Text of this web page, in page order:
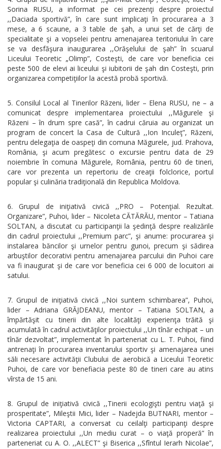
Sorina RUSU, a informat pe cei prezenţi despre proiectul
,,Daciada sportivă”, în care sunt implicaţi în procurarea a 3
mese, a 6 scaune, a 3 table de şah, a unui set de cărţi de
specialitate şi a vopselei pentru amenajarea teritoriului în care
se va desfăşura inaugurarea ,,Orăşelului de şah” în scuarul
Liceului Teoretic „Olimp”, Costeşti, de care vor beneficia cei
peste 500 de elevi ai liceului şi iubitorii de şah din Costeşti, prin
organizarea competiţiilor la acestă probă sportivă.
Consilul Local al Tinerilor Răzeni, lider – Elena RUSU, ne – a
comunicat despre implementarea proiectului ,,Măgurele şi
Răzeni – în drum spre casă”, în cadrui căruia au organizat un
program de concert la Casa de Cultură ,,Ion Inculeţ”, Răzeni,
pentru delegaţia de oaspeţi din comuna Măgurele, jud. Prahova,
România, şi acum pregătesc o excursie pentru data de 29
noiembrie în comuna Măgurele, România, pentru 60 de tineri,
care vor prezenta un repertoriu de creaţii folclorice, portul
popular şi culinăria tradiţională din Republica Moldova.
Grupul de iniţiativă civică ,,PRO – Potenţial. Rezultat.
Organizare”, Puhoi, lider – Nicoleta CĂTĂRĂU, mentor – Tatiana
SOLTAN, a discutat cu participanţii la şedinţă despre realizările
din cadrul proiectului ,,Premium parc”, şi anume: procurarea şi
instalarea băncilor şi urnelor pentru gunoi, precum şi sădirea
arbuştilor decorativi pentru amenajarea parcului din Puhoi care
va fi inaugurat şi de care vor beneficia cei 6 000 de locuitori ai
satului.
Grupul de iniţiativă civică ,,Noi suntem schimbarea”, Puhoi,
lider – Adriana GRĂJDEANU, mentor – Tatiana SOLTAN, a
împărtăşit cu tinerii din alte localităţi experienţa trăită şi
acumulată în cadrul activităţilor proiectului ,,Un tînăr echipat – un
tînăr dezvoltat”, implementat în parteneriat cu L. T. Puhoi, fiind
antrenaţi în procurarea inventarului sportiv şi amenajarea unei
săli necesare activităţii Clubului de aerobică a Liceului Teoretic
Puhoi, de care vor benefiacia peste 80 de tineri care au atins
vîrsta de 15 ani.
Grupul de iniţiativă civică ,,Tinerii ecologişti pentru viaţă şi
prosperitate”, Mileştii Mici, lider – Nadejda BUTNARI, mentor –
Victoria CAPTARI, a conversat cu ceilalţi participanţi despre
realizarea proiectului ,,Un mediu curat – o viaţă properă” în
parteneriat cu A. O. ,,ALECT” şi Biserica ,,Sfîntul Ierarh Nicolae”,